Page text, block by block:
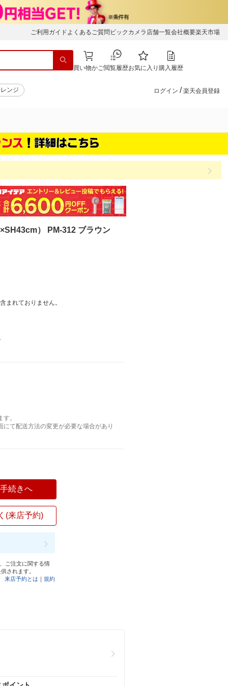
ご利用ガイド よくあるご質問 ビックカメラ店舗一覧会社概要楽天市場
買い物かご閲覧履歴お気に入り 購入履歴
ンジ ログイン / 楽天会員登録
） PM-312 ブラウン
まれておりません。
。
て配送方法の変更が必要な場合があり
続きへ
(来店予約)
ご注文に関する情
されます。
来店予約とは ｜規約